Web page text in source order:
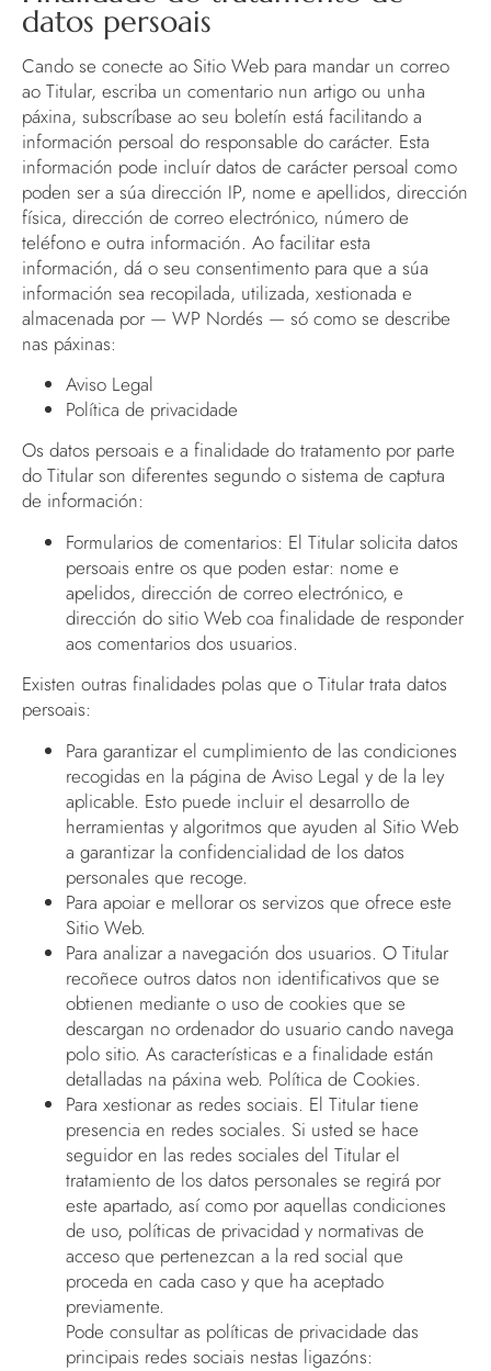
datos persoais
Cando se conecte ao Sitio Web para mandar un correo
ao Titular, escriba un comentario nun artigo ou unha
páxina, subscríbase ao seu boletín está facilitando a
información persoal do responsable do carácter. Esta
información pode incluír datos de carácter persoal como
poden ser a súa dirección IP, nome e apellidos, dirección
física, dirección de correo electrónico, número de
teléfono e outra información. Ao facilitar esta
información, dá o seu consentimento para que a súa
información sea recopilada, utilizada, xestionada e
almacenada por — WP Nordés — só como se describe
nas páxinas:
Aviso Legal
Política de privacidade
Os datos persoais e a finalidade do tratamento por parte
do Titular son diferentes segundo o sistema de captura
de información:
Formularios de comentarios: El Titular solicita datos
persoais entre os que poden estar: nome e
apelidos, dirección de correo electrónico, e
dirección do sitio Web coa finalidade de responder
aos comentarios dos usuarios.
Existen outras finalidades polas que o Titular trata datos
persoais:
Para garantizar el cumplimiento de las condiciones
recogidas en la página de Aviso Legal y de la ley
aplicable. Esto puede incluir el desarrollo de
herramientas y algoritmos que ayuden al Sitio Web
a garantizar la confidencialidad de los datos
personales que recoge.
Para apoiar e mellorar os servizos que ofrece este
Sitio Web.
Para analizar a navegación dos usuarios. O Titular
recoñece outros datos non identificativos que se
obtienen mediante o uso de cookies que se
descargan no ordenador do usuario cando navega
polo sitio. As características e a finalidade están
detalladas na páxina web. Política de Cookies.
Para xestionar as redes sociais. El Titular tiene
presencia en redes sociales. Si usted se hace
seguidor en las redes sociales del Titular el
tratamiento de los datos personales se regirá por
este apartado, así como por aquellas condiciones
de uso, políticas de privacidad y normativas de
acceso que pertenezcan a la red social que
proceda en cada caso y que ha aceptado
previamente.
Pode consultar as políticas de privacidade das
principais redes sociais nestas ligazóns: